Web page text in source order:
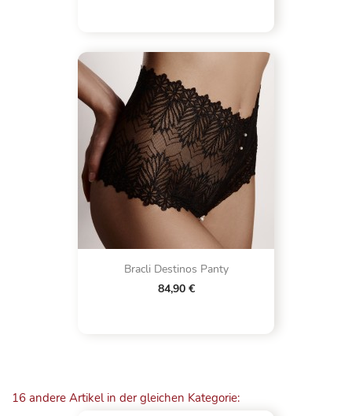
Bracli Destinos Panty
84,90 €
16 andere Artikel in der gleichen Kategorie: